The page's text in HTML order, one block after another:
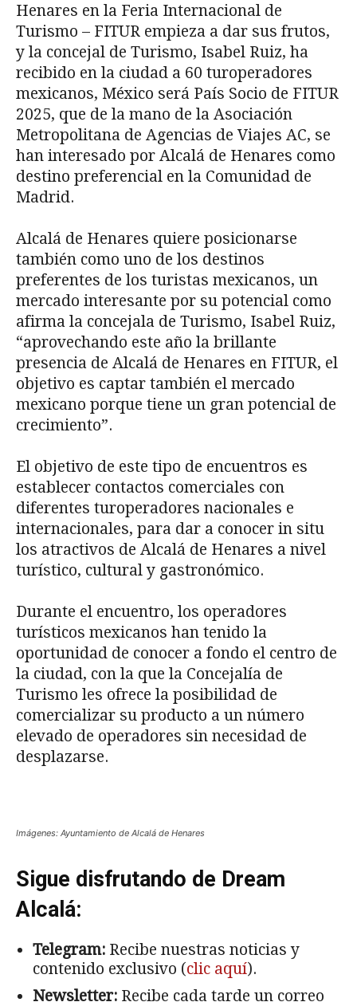
Henares en la Feria Internacional de
Turismo – FITUR empieza a dar sus frutos,
y la concejal de Turismo, Isabel Ruiz, ha
recibido en la ciudad a 60 turoperadores
mexicanos, México será País Socio de FITUR
2025, que de la mano de la Asociación
Metropolitana de Agencias de Viajes AC, se
han interesado por Alcalá de Henares como
destino preferencial en la Comunidad de
Madrid.
Alcalá de Henares quiere posicionarse
también como uno de los destinos
preferentes de los turistas mexicanos, un
mercado interesante por su potencial como
afirma la concejala de Turismo, Isabel Ruiz,
“aprovechando este año la brillante
presencia de Alcalá de Henares en FITUR, el
objetivo es captar también el mercado
mexicano porque tiene un gran potencial de
crecimiento”.
El objetivo de este tipo de encuentros es
establecer contactos comerciales con
diferentes turoperadores nacionales e
internacionales, para dar a conocer in situ
los atractivos de Alcalá de Henares a nivel
turístico, cultural y gastronómico.
Durante el encuentro, los operadores
turísticos mexicanos han tenido la
oportunidad de conocer a fondo el centro de
la ciudad, con la que la Concejalía de
Turismo les ofrece la posibilidad de
comercializar su producto a un número
elevado de operadores sin necesidad de
desplazarse.
Imágenes: Ayuntamiento de Alcalá de Henares
Sigue disfrutando de Dream
Alcalá:
Telegram: Recibe nuestras noticias y
contenido exclusivo (clic aquí).
Newsletter: Recibe cada tarde un correo